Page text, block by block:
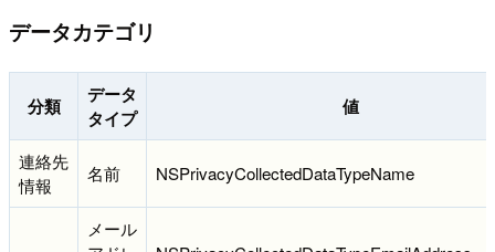
データカテゴリ
分類
データ
タイプ
値
連絡先
情報
名前 NSPrivacyCollectedDataTypeName
メール